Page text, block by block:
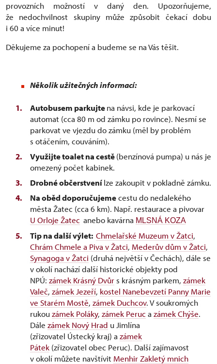
provozních možností v daný den. Upozorňujeme,
že nedochvilnost skupiny může způsobit čekací dobu
i 60 a více minut!
Děkujeme za pochopení a budeme se na Vás těšit.
Několik užitečných informací:
Autobusem parkujtena návsi, kde je parkovací
automat (cca 80 m od zámku po rovince). Nesmí se
parkovat ve vjezdu do zámku (měl by problém
s otáčením, couváním).
Využijte toalet na cestě(benzínová pumpa) u nás je
omezený počet kabinek.
Drobné občerstvenílze zakoupit v pokladně zámku.
Na oběd doporučujemecestu do nedalekého
města Žatec (cca 6 km). Např. restaurace a pivovar
U Orloje Žatec anebo kavárna MLSNÁ KOZA
Tip na další výlet: Chmelařské Muzeum v Žatci,
Chrám Chmele a Piva v Žatci, Mederův dům v Žatci,
Synagoga v Žatci (druhá největší v Čechách), dále se
v okolí nachází další historické objekty pod
NPÚ: zámek Krásný Dvůr s krásným parkem, zámek
Valeč, zámek Jezeří, kostel Nanebevzetí Panny Marie
ve Starém Mostě, zámek Duchcov. V soukromých
rukouzámek Poláky, zámek Peruc a zámek Chýše.
Dále zámek Nový Hrad u Jimlína
(zřizovatel Ústecký kraj) a zámek
Pátek (zřizovatel obec Peruc). Další zajímavost
v okolí můžete navštívit Menhir Zakletý mnich